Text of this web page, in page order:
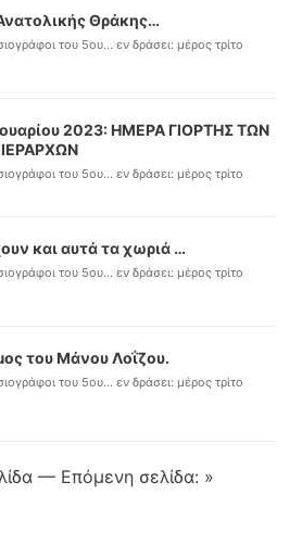
Θράκης…
του 5ου... εν δράσει: μέρος τρίτο
2023: ΗΜΕΡΑ ΓΙΟΡΤΗΣ ΤΩΝ
του 5ου... εν δράσει: μέρος τρίτο
και αυτά τα χωριά …
του 5ου... εν δράσει: μέρος τρίτο
του Μάνου Λοΐζου.
του 5ου... εν δράσει: μέρος τρίτο
— Επόμενη σελίδα: »